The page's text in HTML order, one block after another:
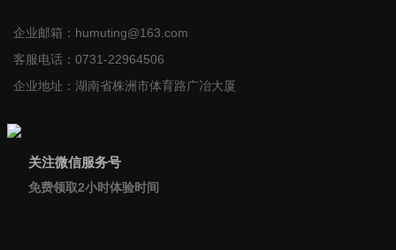
企业邮箱： humuting@163.com
客服电话： 0731-22964506
企业地址： 湖南省株洲市体育路广冶大厦
关注微信服务号
免费领取2小时体验时间